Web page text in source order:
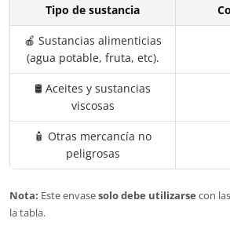
Tipo de sustancia
🍎 Sustancias alimenticias
(agua potable, fruta, etc).
🛢️ Aceites y sustancias
viscosas
🧴 Otras mercancía no
peligrosas
Nota: Este envasesolo debe utilizarse con
la tabla.